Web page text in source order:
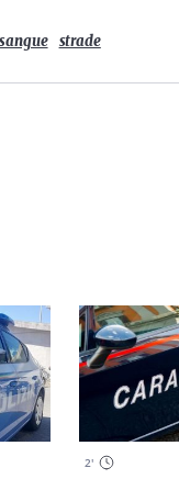
sangue strade
2'